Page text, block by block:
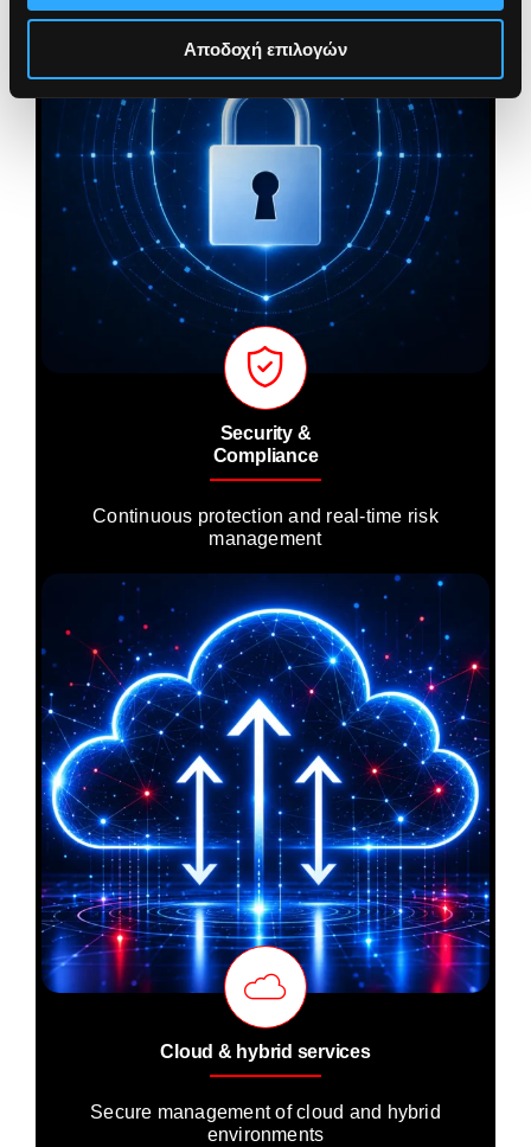
Αποδοχή επιλογών
Security &
Compliance
Continuous protection and real-time risk
management
Cloud & hybrid services
Secure management of cloud and hybrid
environments